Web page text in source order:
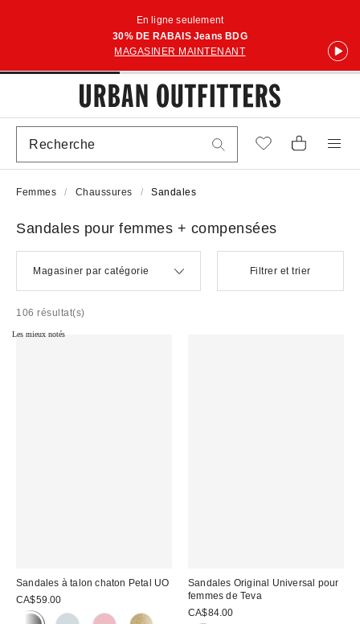
En ligne seulement
30% DE RABAIS Jeans BDG
MAGASINER MAINTENANT
Femmes Chaussures Sandales
Sandales pour femmes + compensées
Magasiner par catégorie Filtrer et trier
106 résultat(s)
Les mieux notés
Sandales à talon chaton Petal UO
CA$59.00
Sandales Original Universal pour
femmes de Teva
CA$84.00